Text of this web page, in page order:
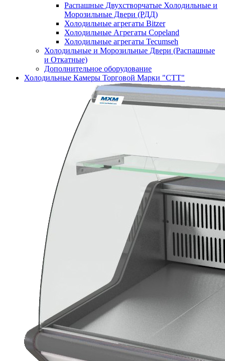
Распашные Двухстворчатые Холодильные и
Морозильные Двери (РДД)
Холодильные агрегаты Bitzer
Холодильные Агрегаты Copeland
Холодильные агрегаты Tecumseh
Холодильные и Морозильные Двери (Распашные
и Откатные)
Дополнительное оборудование
Холодильные Камеры Торговой Марки "СТТ"